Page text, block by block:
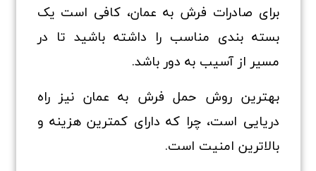
برای صادرات فرش به عمان، کافی است یک
بسته بندی مناسب را داشته باشید تا در
مسیر از آسیب‌ به دور باشد.
بهترین روش حمل فرش به عمان نیز راه
دریایی است، چرا که دارای کمترین هزینه و
بالاترین امنیت است.